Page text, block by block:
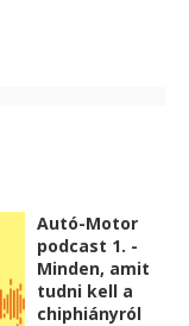
Autó-Motor
podcast 1. -
Minden, amit
tudni kell a
chiphiányról